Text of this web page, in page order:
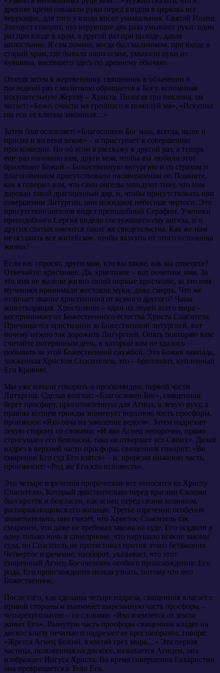
древнее время омывали руки перед входом в церковь все
верующие, для того у входа висел умывальник. Святой Иоанн
Златоуст говорит, что верующие два раза умывают руки: один
раз при входе в храм, а другой раз при выходе, давая
милостыню. Я сам помню, когда был мальчиком, при входе в
старый храм, где бывала наша семья, умывали руки из
кувшина, висевшего здесь по древнему обычаю.
Отходя затем к жертвеннику, священннк в облачении в
последний раз с молитвою обращается к Богу, вспоминая
искупительную Жертву – Христа. Полагая три поклона, он
читает: «Боже, очисти мя грешнаго и помилуй мя», «Искупил
ны еси от клятвы законныя…»
Затем благословляет: «Благословен Бог наш, всегда, ныне и
присно и во веки веков» – и приступает к совершению
проскомидии. Но об этом я расскажу в другой раз, а теперь
еще раз напомню вам, други мои, чтобы вы любили этот
бриллиант Божий – Божественную литургию и со страхом и
благоговением присутствовали насовершении ее. Помните,
как я говорил вам, что сами ангелы завидуют тому, что нам
дарован такой драгоценный дар, и, чтобы присутствовать при
совершении Литургии, они покидают небесные чертоги. Это
присутствие ангелов видел преподобный Серафим. Ученики
преподобного Сергия видели сослужащего ему ангела, и о
других святых имеются такие же свидетельства. Как же нам
не оставить все житейское, чтобы вкусить от этого источника
жизни?
Если вас спросят, други мои, кто вы такие, как вы ответите?
Отвечайте: христиане. Да, христиане – вот почетное имя. За
это имя не жалели жизни своей первые христиане, за это имя
мученики принимали жестокие муки, даже смерть. Что же
отличает звание христианина от всякого другого? Чаша
животворящая. Христианин – один из людей всего мира –
воспринимает от Божественного естества Христа Спасителя.
Причащается христианин за Божественной литургией, вот
почему нужно так дорожить Литургией. Опять повторяю вам:
считайте потерянным день, в который вам не удалось
побывать за этой Божественной службой. Это Божия лампада,
зажженная Христом Спасителем, это – бриллиант, купленный
Его Кровию.
Мы уже начали говорить о проскомидии, первой части
Литургии. Сделав возглас: «Благословен Бог», священник
берет просфору, приготовленную для Агнца, в левую руку, а
правою копием трижды знаменует верхнюю часть просфоры,
произнося: «Яко овча на заколение ведеся». Затем надрезает
левую сторону со словами: «И яко Агнец непорочен, прямо
стригущаго его безгласен, тако не отверзает уст Своих». Делая
надрез в верхней части просфоры, священник говорит: «Во
смирении Его суд Его взятся» – и, прорезая нижнюю часть,
произносит: «Род же Его кто исповесть».
Эти четыре изречения пророческие все относятся ко Христу
Спасителю, Который действительно перед врагами Своими
был кроток и безгласен, как агнец перед своим хозяином,
распоряжающимся его жизнью. Третье изречение особенно
знаменательно, оно гласит, что Христос Спаситель так
смиренен, что даже не требовал закона на суде. Его осудили в
одну только ночь в синедрионе, что нарушало всякие законы
суда, но Спаситель не протестовал против этого беззакония.
Четвертое изречение, наоборот, указывает, что этот
смиренный Агнец-Богочеловек особого происхождения; Его
рода, Его происхождения нельзя узнать, потому что оно
Божественное.
После того, как сделаны четыре надреза, священник влагает с
правой стороны и вынимает вырезанную часть просфоры –
четырехугольную – со словами: «Яко вземлется от земли
живот Его». Вынутую часть просфоры священник кладет на
дискос книзу печатью и надрезает ее крестообразно, говоря:
«Жрется Агнец Божий, вземляй грех мира…» Эта первая
частица, положенная на дискосе, называется Агнцем, она
изображает Иисуса Христа. Во время совершения Евхаристии
она превращается в Тело Его.